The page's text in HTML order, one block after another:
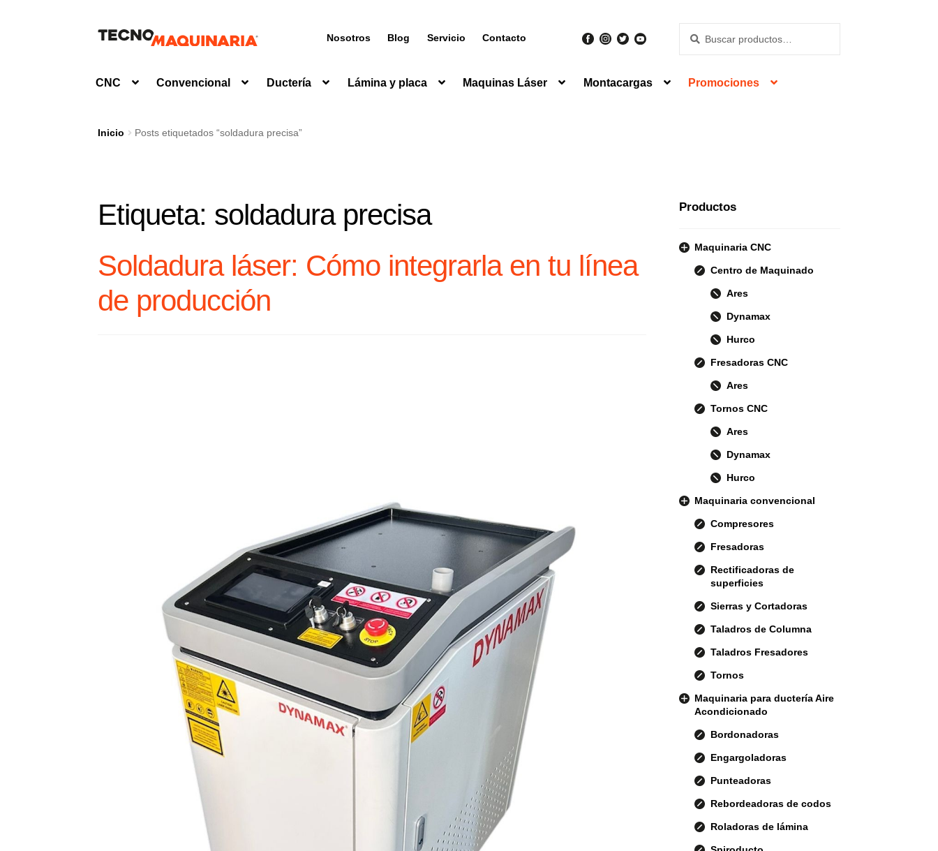
navegación
Nosotros Blog Servicio Contacto
por:
CNC Convencional Ductería Lámina y placa Maquinas Láser Montacargas Promociones
Inicio Posts etiquetados “soldadura precisa”
Etiqueta: soldadura precisa
Soldadura láser: Cómo integrarla en tu línea
de producción
Productos
Maquinaria CNC
Centro de Maquinado
Ares
Dynamax
Hurco
Fresadoras CNC
Ares
Tornos CNC
Ares
Dynamax
Hurco
Maquinaria convencional
Compresores
Fresadoras
Rectificadoras de
superficies
Sierras y Cortadoras
Taladros de Columna
Taladros Fresadores
Tornos
Maquinaria para ductería Aire
Acondicionado
Bordonadoras
Engargoladoras
Punteadoras
Rebordeadoras de codos
Roladoras de lámina